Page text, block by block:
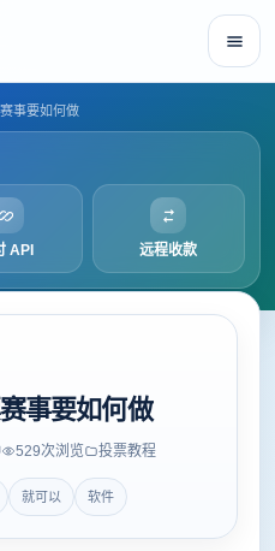
事要如何做
API 远程收款
事要如何做
529次浏览 投票教程
就可以 软件